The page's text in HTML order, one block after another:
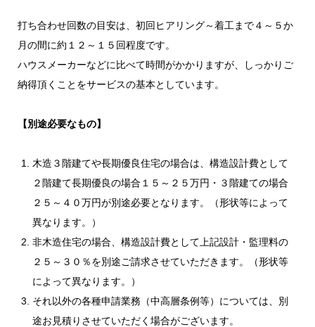
打ち合わせ回数の目安は、初回ヒアリング～着工まで４～５か
月の間に約１２～１５回程度です。
ハウスメーカーなどに比べて時間がかかりますが、しっかりご
納得頂くことをサービスの基本としています。
【別途必要なもの】
木造３階建てや長期優良住宅の場合は、構造設計費として
２階建て長期優良の場合１５～２５万円・３階建ての場合
２５～４０万円が別途必要となります。（形状等によって
異なります。）
非木造住宅の場合、構造設計費として上記設計・監理料の
２５～３０％を別途ご請求させていただきます。（形状等
によって異なります。）
それ以外の各種申請業務（中高層条例等）については、別
途お見積りさせていただく場合がございます。